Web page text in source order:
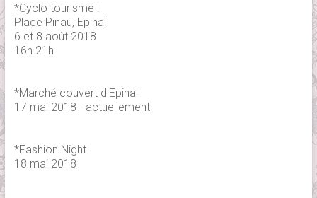
*Cyclo tourisme :
Place Pinau, Epinal
6 et 8 août 2018
16h 21h
*Marché couvert d'Epinal
17 mai 2018 - actuellement
*Fashion Night
18 mai 2018